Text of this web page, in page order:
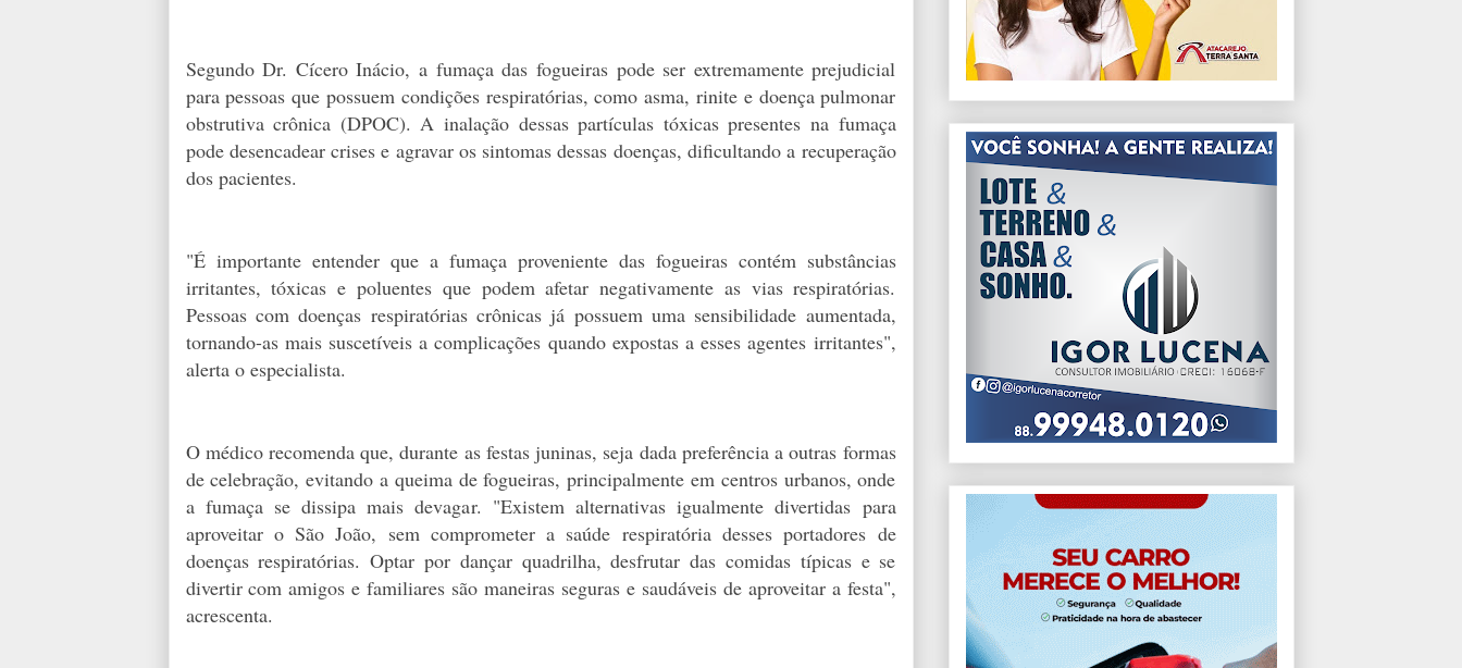
Segundo Dr. Cícero Inácio, a fumaça das fogueiras pode ser extremamente prejudicial
para pessoas que possuem condições respiratórias, como asma, rinite e doença pulmonar
obstrutiva crônica (DPOC). A inalação dessas partículas tóxicas presentes na fumaça
pode desencadear crises e agravar os sintomas dessas doenças, dificultando a recuperação
dos pacientes.
"É importante entender que a fumaça proveniente das fogueiras contém substâncias
irritantes, tóxicas e poluentes que podem afetar negativamente as vias respiratórias.
Pessoas com doenças respiratórias crônicas já possuem uma sensibilidade aumentada,
tornando-as mais suscetíveis a complicações quando expostas a esses agentes irritantes",
alerta o especialista.
O médico recomenda que, durante as festas juninas, seja dada preferência a outras formas
de celebração, evitando a queima de fogueiras, principalmente em centros urbanos, onde
a fumaça se dissipa mais devagar. "Existem alternativas igualmente divertidas para
aproveitar o São João, sem comprometer a saúde respiratória desses portadores de
doenças respiratórias. Optar por dançar quadrilha, desfrutar das comidas típicas e se
divertir com amigos e familiares são maneiras seguras e saudáveis de aproveitar a festa",
acrescenta.